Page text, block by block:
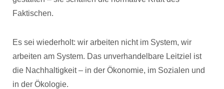
Faktischen.
Es sei wiederholt: wir arbeiten nicht im System, wir
arbeiten am System. Das unverhandelbare Leitziel ist
die Nachhaltigkeit – in der Ökonomie, im Sozialen und
in der Ökologie.